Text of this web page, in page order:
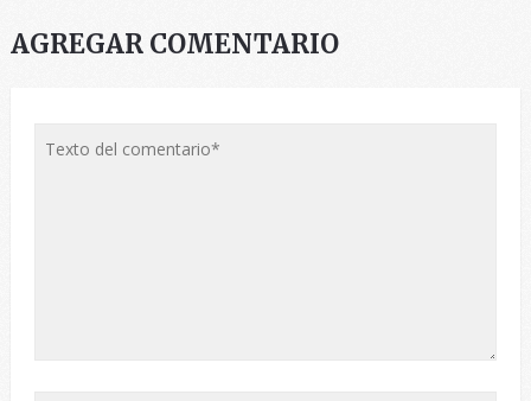
AGREGAR COMENTARIO